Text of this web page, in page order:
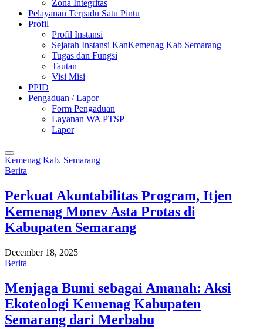
Zona Integritas
Pelayanan Terpadu Satu Pintu
Profil
Profil Instansi
Sejarah Instansi KanKemenag Kab Semarang
Tugas dan Fungsi
Tautan
Visi Misi
PPID
Pengaduan / Lapor
Form Pengaduan
Layanan WA PTSP
Lapor
Kemenag Kab. Semarang
Berita
Perkuat Akuntabilitas Program, Itjen
Kemenag Monev Asta Protas di
Kabupaten Semarang
December 18, 2025
Berita
Menjaga Bumi sebagai Amanah: Aksi
Ekoteologi Kemenag Kabupaten
Semarang dari Merbabu